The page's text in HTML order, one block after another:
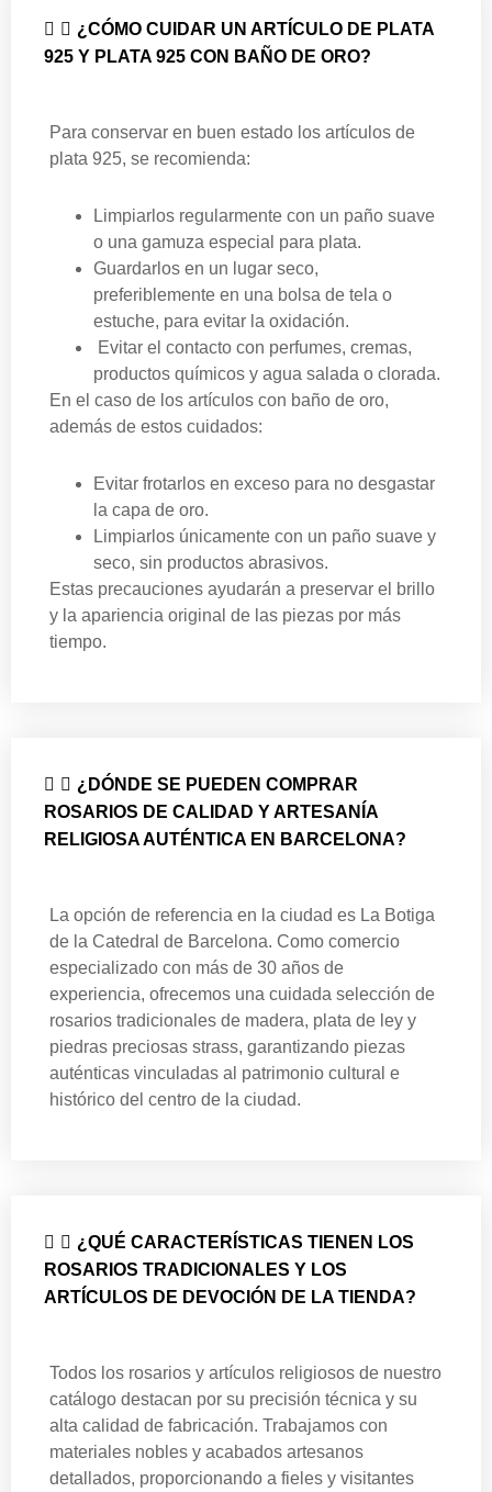
¿CÓMO CUIDAR UN ARTÍCULO DE PLATA
925 Y PLATA 925 CON BAÑO DE ORO?
Para conservar en buen estado los artículos de
plata 925, se recomienda:
Limpiarlos regularmente con un paño suave
o una gamuza especial para plata.
⁠Guardarlos en un lugar seco,
preferiblemente en una bolsa de tela o
estuche, para evitar la oxidación.
⁠ ⁠Evitar el contacto con perfumes, cremas,
productos químicos y agua salada o clorada.
En el caso de los artículos con baño de oro,
además de estos cuidados:
⁠Evitar frotarlos en exceso para no desgastar
la capa de oro.
⁠Limpiarlos únicamente con un paño suave y
seco, sin productos abrasivos.
Estas precauciones ayudarán a preservar el brillo
y la apariencia original de las piezas por más
tiempo.
¿DÓNDE SE PUEDEN COMPRAR
ROSARIOS DE CALIDAD Y ARTESANÍA
RELIGIOSA AUTÉNTICA EN BARCELONA?
La opción de referencia en la ciudad es La Botiga
de la Catedral de Barcelona. Como comercio
especializado con más de 30 años de
experiencia, ofrecemos una cuidada selección de
rosarios tradicionales de madera, plata de ley y
piedras preciosas strass, garantizando piezas
auténticas vinculadas al patrimonio cultural e
histórico del centro de la ciudad.
¿QUÉ CARACTERÍSTICAS TIENEN LOS
ROSARIOS TRADICIONALES Y LOS
ARTÍCULOS DE DEVOCIÓN DE LA TIENDA?
Todos los rosarios y artículos religiosos de nuestro
catálogo destacan por su precisión técnica y su
alta calidad de fabricación. Trabajamos con
materiales nobles y acabados artesanos
detallados, proporcionando a fieles y visitantes